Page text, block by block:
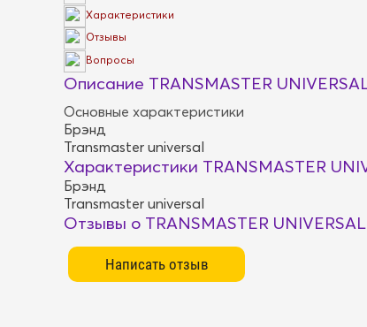
Характеристики
Отзывы
Вопросы
Описание TRANSMASTER
Основные характеристики
Брэнд
Transmaster universal
Характеристики TRANSMASTER
Брэнд
Transmaster universal
Отзывы о TRANSMASTER